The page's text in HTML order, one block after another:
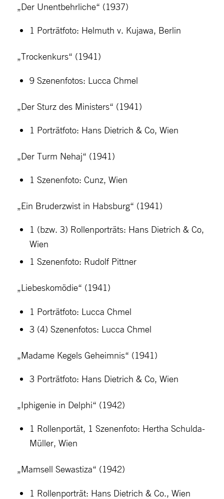
„Der Unentbehrliche“ (1937)
1 Porträtfoto: Helmuth v. Kujawa, Berlin
„Trockenkurs“ (1941)
9 Szenenfotos: Lucca Chmel
„Der Sturz des Ministers“ (1941)
1 Porträtfoto: Hans Dietrich & Co, Wien
„Der Turm Nehaj“ (1941)
1 Szenenfoto: Cunz, Wien
„Ein Bruderzwist in Habsburg“ (1941)
1 (bzw. 3) Rollenporträts: Hans Dietrich & Co,
Wien
1 Szenenfoto: Rudolf Pittner
„Liebeskomödie“ (1941)
1 Porträtfoto: Lucca Chmel
3 (4) Szenenfotos: Lucca Chmel
„Madame Kegels Geheimnis“ (1941)
3 Porträtfoto: Hans Dietrich & Co, Wien
„Iphigenie in Delphi“ (1942)
1 Rollenportät, 1 Szenenfoto: Hertha Schulda-
Müller, Wien
„Mamsell Sewastiza“ (1942)
1 Rollenporträt: Hans Dietrich & Co., Wien